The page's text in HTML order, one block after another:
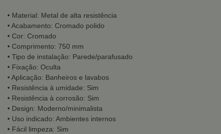
• Material: Metal de alta resistência
• Acabamento: Cromado polido
• Cor: Cromado
• Comprimento: 750 mm
• Tipo de instalação: Parede/parafusado
• Fixação: Oculta
• Aplicação: Banheiros e lavabos
• Resistência à umidade: Sim
• Resistência à corrosão: Sim
• Design: Moderno/minimalista
• Uso indicado: Ambientes internos
• Fácil limpeza: Sim